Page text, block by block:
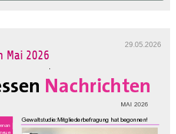
29.05.2026
Mai 2026